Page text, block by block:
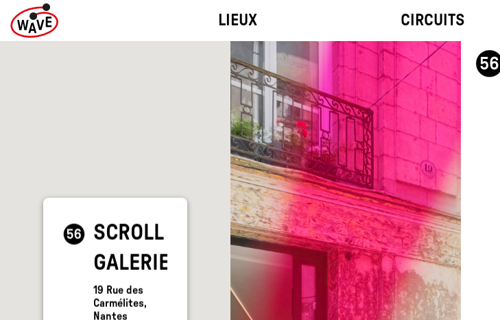
BIENNALE DES
ARTS VISUELS
LIEUX CIRCUITS
SCROLL
GALERIE
19 Rue des
Carmélites,
Nantes